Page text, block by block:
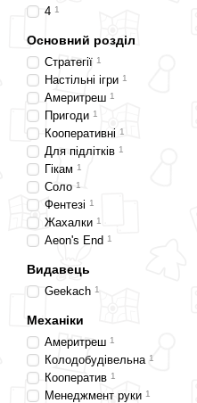
4 1
Основний розділ
Стратегії 1
Настільні ігри 1
Америтреш 1
Пригоди 1
Кооперативні 1
Для підлітків 1
Гікам 1
Соло 1
Фентезі 1
Жахалки 1
Aeon's End 1
Видавець
Geekach 1
Механіки
Америтреш 1
Колодобудівельна 1
Кооператив 1
Менеджмент руки 1